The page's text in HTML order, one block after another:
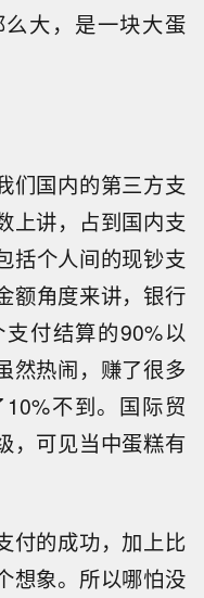
大，是一块大蛋
们国内的第三方支
上讲，占到国内支
括个人间的现钞支
额角度来讲，银行
付结算的90%以
然热闹，赚了很多
不到。国际贸
，可见当中蛋糕有
付的成功，加上比
想象。所以哪怕没